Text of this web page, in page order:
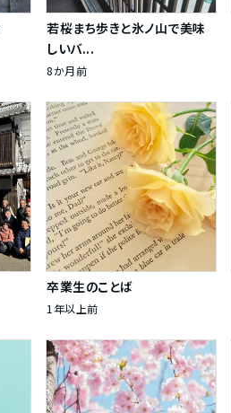
若桜まち歩きと氷ノ山で美味
しいバ...
8か月前
卒業生のことば
1年以上前